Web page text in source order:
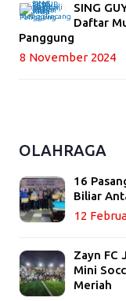
SING
Daftar
Panggung
8 November 2024
OLAHRAGA
16
Biliar
12
Zayn FC
Mini
Meriah